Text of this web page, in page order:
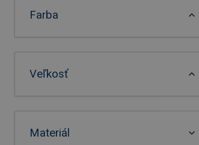
Farba
Veľkosť
Materiál